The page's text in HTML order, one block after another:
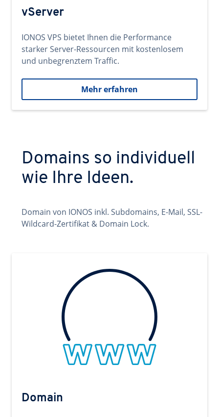
vServer
IONOS VPS bietet Ihnen die Performance
starker Server-Ressourcen mit kostenlosem
und unbegrenztem Traffic.
Mehr erfahren
Domains so individuell
wie Ihre Ideen.
Domain von IONOS inkl. Subdomains, E-Mail, SSL-
Wildcard-Zertifikat & Domain Lock.
Domain